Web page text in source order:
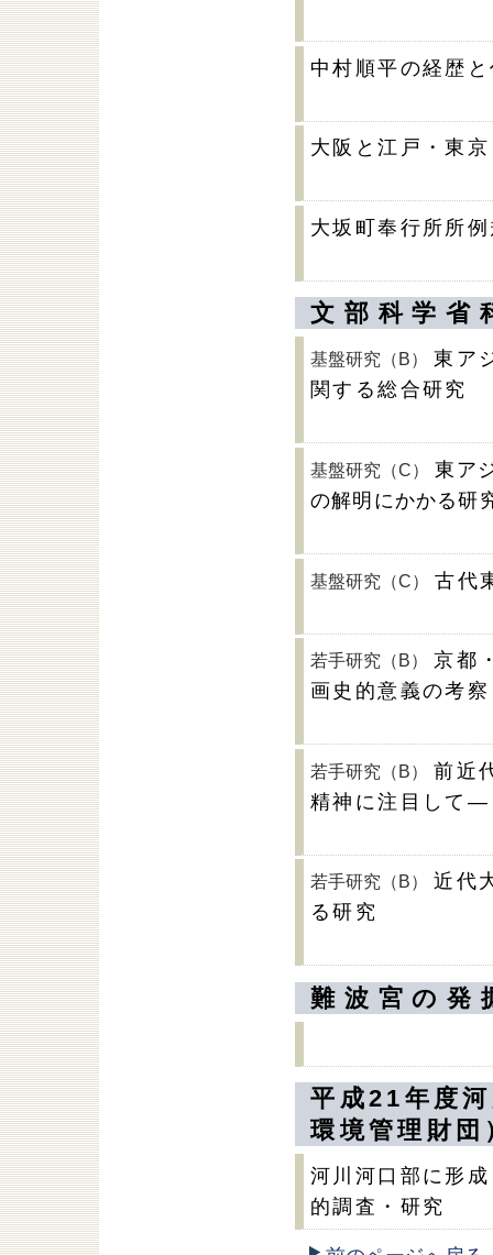
中村順平の経歴
大阪と江戸・東
大坂町奉行所所
文部科学省
基盤研究（B）
東ア
関する総合研究
基盤研究（C）
東ア
の解明にかかる研
基盤研究（C） 古代
若手研究（B）
京都
画史的意義の考察
若手研究（B）
前近
精神に注目して―
若手研究（B）
近代
る研究
難波宮の発
平成21年度
環境管理財団
河川河口部に形
的調査・研究